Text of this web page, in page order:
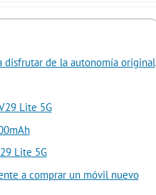
disfrutar de la autonomía original
Lite 5G
Lite 5G
a comprar un móvil nuevo